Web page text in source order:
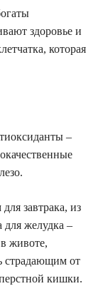
здоровье и
которая
–
завтрака, из
для желудка –
животе,
страдающим от
кишки.